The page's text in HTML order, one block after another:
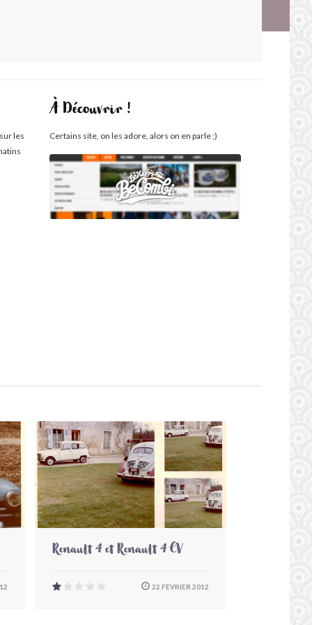
les
À Découvrir !
Certains site, on les adore, alors on en parle ;)
Renault 4 et Renault 4 CV
22 FÉVRIER 2012